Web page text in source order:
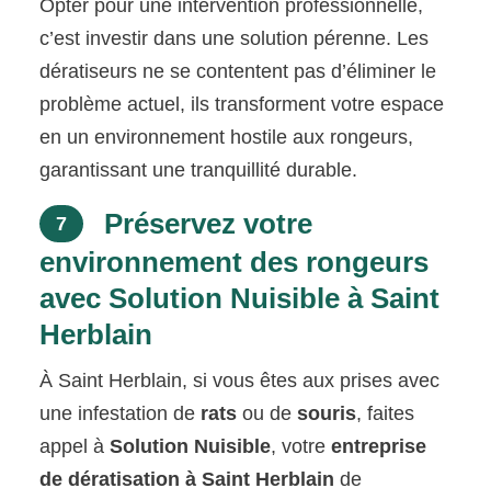
Opter pour une intervention professionnelle,
c’est investir dans une solution pérenne. Les
dératiseurs ne se contentent pas d’éliminer le
problème actuel, ils transforment votre espace
en un environnement hostile aux rongeurs,
garantissant une tranquillité durable.
7
Préservez votre
environnement des rongeurs
avec Solution Nuisible à Saint
Herblain
À Saint Herblain, si vous êtes aux prises avec
une infestation de rats ou desouris, faites
appel àSolution Nuisible, votreentreprise
de dératisation à Saint Herblain de